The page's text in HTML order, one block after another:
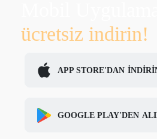
ücretsiz indirin!
APP STORE'DAN
GOOGLE PLAY'DEN